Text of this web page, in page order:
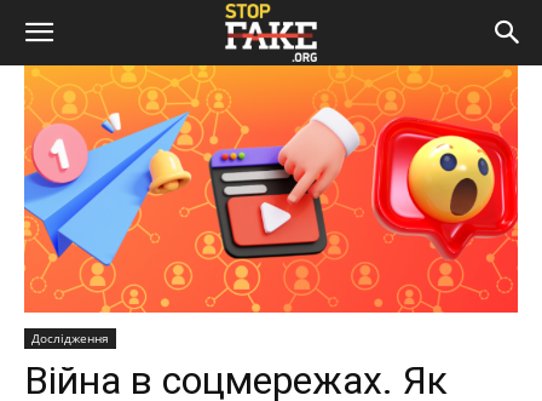
Дослідження
Війна в соцмережах. Як